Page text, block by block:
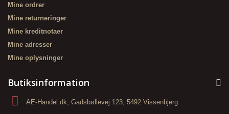
Mine ordrer
Mine returneringer
Mine kreditnotaer
Mine adresser
Mine oplysninger
Butiksinformation
AE-Handel.dk, Gadsbøllevej 123, 5492 Vissenbjerg